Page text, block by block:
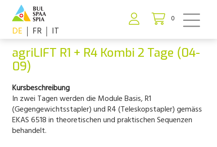
0
DE FR IT
agriLIFT R1 + R4 Kombi 2 Tage (04-
09)
Kursbeschreibung
In zwei Tagen werden die Module Basis, R1
(Gegengewichtsstapler) und R4 (Teleskopstapler) gemäss
EKAS 6518 in theoretischen und praktischen Sequenzen
behandelt.